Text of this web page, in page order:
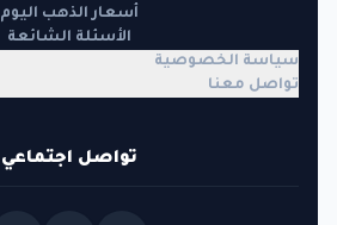
أسعار الذهب اليوم
الأسئلة الشائعة
سياسة الخصوصية
تواصل معنا
تواصل اجتماعي